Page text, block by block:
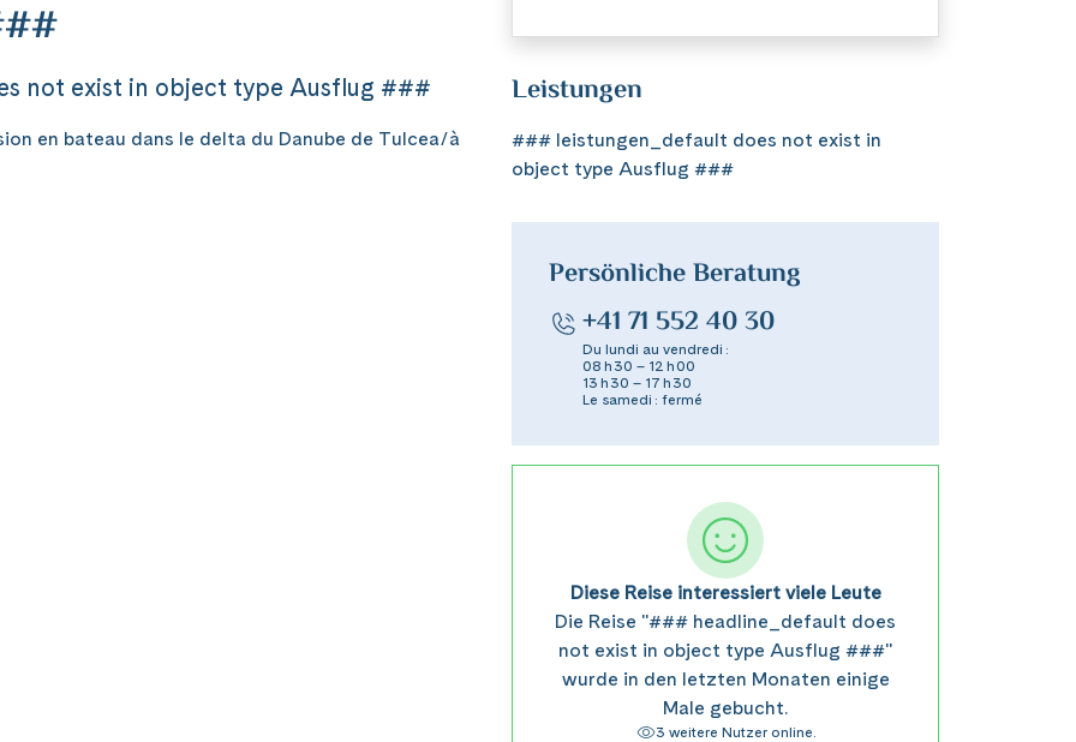
not exist in object type Ausflug ###
en bateau dans le delta du Danube de Tulcea/à
Leistungen
### leistungen_default does not exist in
object type Ausflug ###
Persönliche Beratung
+41 71 552 40 30
Du lundi au vendredi :
08 h 30 – 12 h 00
13 h 30 – 17 h 30
Le samedi : fermé
Diese Reise interessiert viele Leute
Die Reise "### headline_default does
not exist in object type Ausflug ###"
wurde in den letzten Monaten einige
Male gebucht.
3 weitere Nutzer online.